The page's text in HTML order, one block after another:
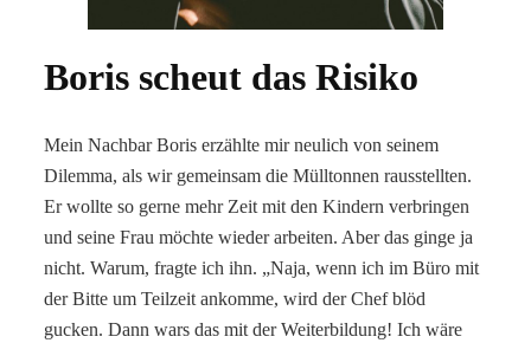
Boris scheut das Risiko
Mein Nachbar Boris erzählte mir neulich von seinem
Dilemma, als wir gemeinsam die Mülltonnen rausstellten.
Er wollte so gerne mehr Zeit mit den Kindern verbringen
und seine Frau möchte wieder arbeiten. Aber das ginge ja
nicht. Warum, fragte ich ihn. „Naja, wenn ich im Büro mit
der Bitte um Teilzeit ankomme, wird der Chef blöd
gucken. Dann wars das mit der Weiterbildung! Ich wäre